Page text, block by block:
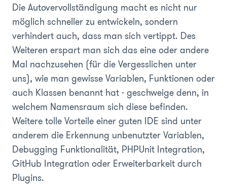
Die Autovervollständigung macht es nicht nur
möglich schneller zu entwickeln, sondern
verhindert auch, dass man sich vertippt. Des
Weiteren erspart man sich das eine oder andere
Mal nachzusehen (für die Vergesslichen unter
uns), wie man gewisse Variablen, Funktionen oder
auch Klassen benannt hat - geschweige denn, in
welchem Namensraum sich diese befinden.
Weitere tolle Vorteile einer guten IDE sind unter
anderem die Erkennung unbenutzter Variablen,
Debugging Funktionalität, PHPUnit Integration,
GitHub Integration oder Erweiterbarkeit durch
Plugins.